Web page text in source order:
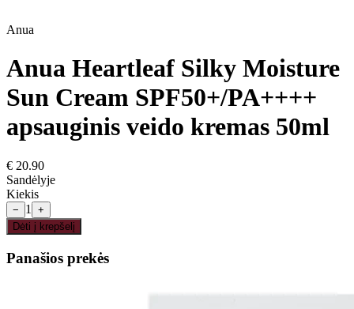
Anua
Anua Heartleaf Silky Moisture
Sun Cream SPF50+/PA++++
apsauginis veido kremas 50ml
€ 20.90
Sandėlyje
Kiekis
− 1
+
Dėti į krepšelį
Panašios prekės